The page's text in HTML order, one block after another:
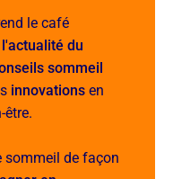
le café
l'actualité du
sommeil
innovations en
être.
sommeil de façon